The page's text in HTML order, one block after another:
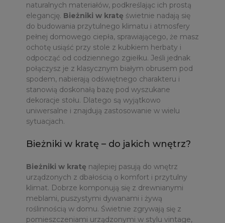
naturalnych materiałów, podkreślając ich prostą
elegancję. Bieżniki w kratę świetnie nadają się
do budowania przytulnego klimatu i atmosfery
pełnej domowego ciepła, sprawiającego, że masz
ochotę usiąść przy stole z kubkiem herbaty i
odpocząć od codziennego zgiełku. Jeśli jednak
połączysz je z klasycznym białym obrusem pod
spodem, nabierają odświętnego charakteru i
stanowią doskonałą bazę pod wyszukane
dekoracje stołu. Dlatego są wyjątkowo
uniwersalne i znajdują zastosowanie w wielu
sytuacjach.
Bieżniki w kratę – do jakich wnętrz?
Bieżniki w kratę najlepiej pasują do wnętrz
urządzonych z dbałością o komfort i przytulny
klimat. Dobrze komponują się z drewnianymi
meblami, puszystymi dywanami i żywą
roślinnością w domu. Świetnie zgrywają się z
pomieszczeniami urządzonymi w stylu vintage,